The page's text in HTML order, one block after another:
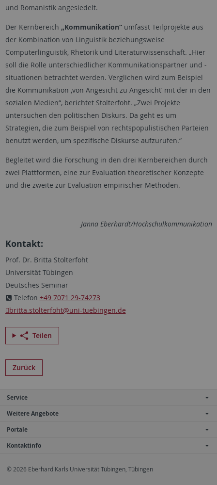
und Romanistik angesiedelt.
Der Kernbereich „Kommunikation“umfasst Teilprojekte aus
der Kombination von Linguistik beziehungsweise
Computerlinguistik, Rhetorik und Literaturwissenschaft. „Hier
soll die Rolle unterschiedlicher Kommunikationspartner und -
situationen betrachtet werden. Verglichen wird zum Beispiel
die Kommunikation ‚von Angesicht zu Angesicht‘ mit der in den
sozialen Medien“, berichtet Stolterfoht. „Zwei Projekte
untersuchen den politischen Diskurs. Da geht es um
Strategien, die zum Beispiel von rechtspopulistischen Parteien
benutzt werden, um spezifische Diskurse aufzurufen.“
Begleitet wird die Forschung in den drei Kernbereichen durch
zwei Plattformen, eine zur Evaluation theoretischer Konzepte
und die zweite zur Evaluation empirischer Methoden.
Janna Eberhardt/Hochschulkommunikation
Kontakt:
Prof. Dr. Britta Stolterfoht
Universität Tübingen
Deutsches Seminar
Telefon +49 7071 29-74273
britta.stolterfoht@uni-tuebingen.de
Teilen
Zurück
Service
Weitere Angebote
Portale
Kontaktinfo
© 2026 Eberhard Karls Universität Tübingen, Tübingen